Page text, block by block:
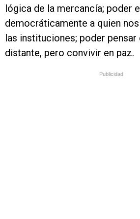
lógica de la mercancía; poder
democráticamente a quien
las instituciones; poder
distante, pero convivir en paz.
Publicidad